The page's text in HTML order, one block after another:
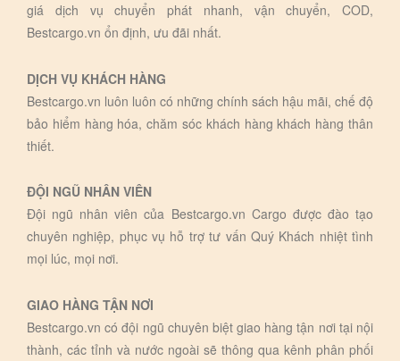
giá dịch vụ chuyển phát nhanh, vận chuyển, COD,
Bestcargo.vn ổn định, ưu đãi nhất.
DỊCH VỤ KHÁCH HÀNG
Bestcargo.vn luôn luôn có những chính sách hậu mãi, chế độ
bảo hiểm hàng hóa, chăm sóc khách hàng khách hàng thân
thiết.
ĐỘI NGŨ NHÂN VIÊN
Đội ngũ nhân viên của Bestcargo.vn Cargo được đào tạo
chuyên nghiệp, phục vụ hỗ trợ tư vấn Quý Khách nhiệt tình
mọi lúc, mọi nơi.
GIAO HÀNG TẬN NƠI
Bestcargo.vn có đội ngũ chuyên biệt giao hàng tận nơi tại nội
thành, các tỉnh và nước ngoài sẽ thông qua kênh phân phối